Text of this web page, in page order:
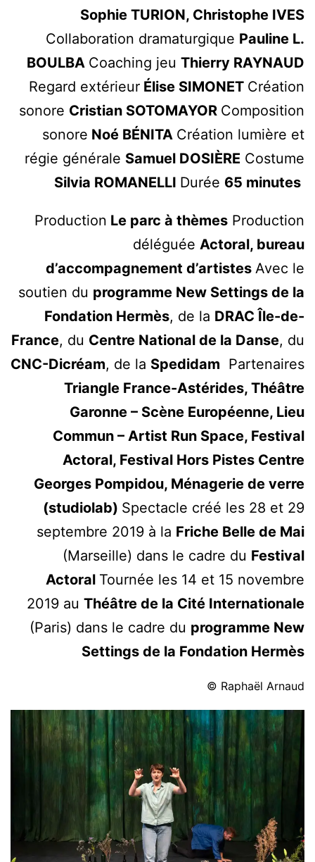
Sophie TURION, Christophe IVES
Collaboration dramaturgique Pauline L.
BOULBA Coaching jeu Thierry RAYNAUD
Regard extérieur Élise SIMONET Création
sonore Cristian SOTOMAYOR Composition
sonore Noé BÉNITA Création lumière et
régie générale Samuel DOSIÈRE Costume
Silvia ROMANELLI Durée 65 minutes
Production Le parc à thèmes Production
déléguée Actoral, bureau
d’accompagnement d’artistes Avec le
soutien du programme New Settings de la
Fondation Hermès, de la DRAC Île-de-
France, du Centre National de la Danse, du
CNC-Dicréam, de la Spedidam Partenaires
Triangle France-Astérides, Théâtre
Garonne – Scène Européenne, Lieu
Commun – Artist Run Space, Festival
Actoral, Festival Hors Pistes Centre
Georges Pompidou, Ménagerie de verre
(studiolab) Spectacle créé les 28 et 29
septembre 2019 à la Friche Belle de Mai
(Marseille) dans le cadre du Festival
Actoral Tournée les 14 et 15 novembre
2019 au Théâtre de la Cité Internationale
(Paris) dans le cadre du programme New
Settings de la Fondation Hermès
© Raphaël Arnaud